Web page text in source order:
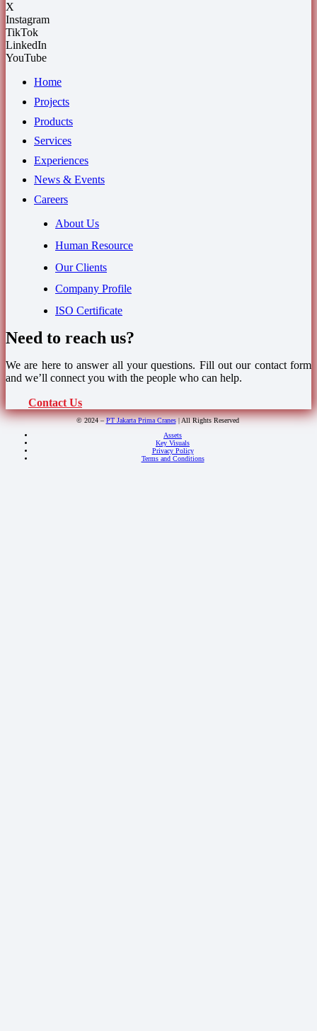
X
Instagram
TikTok
LinkedIn
YouTube
Home
Projects
Products
Services
Experiences
News & Events
Careers
About Us
Human Resource
Our Clients
Company Profile
ISO Certificate
Need to reach us?
We are here to answer all your questions. Fill out our contact form
and we’ll connect you with the people who can help.
Contact Us
© 2024 –PT Jakarta Prima Cranes| All Rights Reserved
Assets
Key Visuals
Privacy Policy
Terms and Conditions